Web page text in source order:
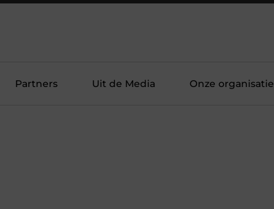
Partners Uit de Media Onze organisatie